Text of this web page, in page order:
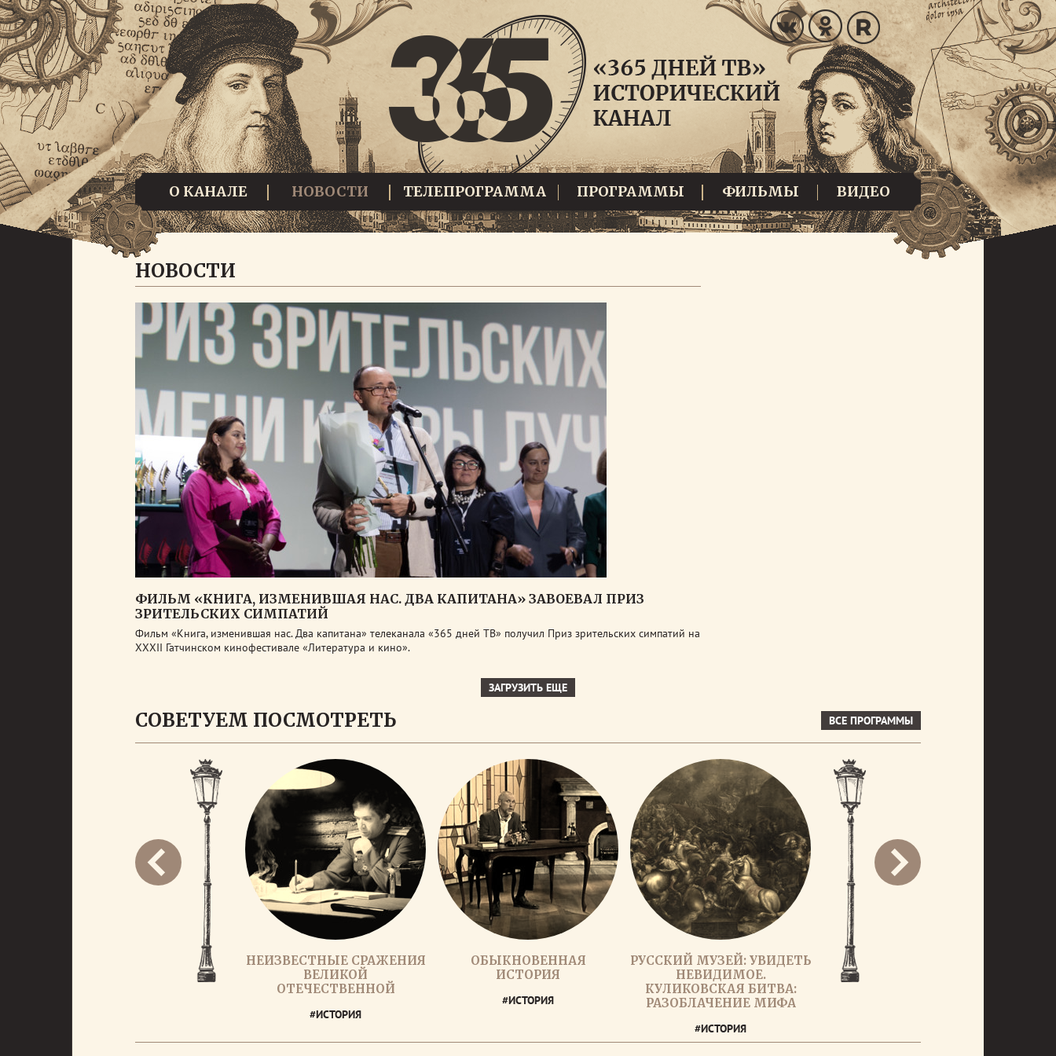
О КАНАЛЕ НОВОСТИ ТЕЛЕПРОГРАММА ПРОГРАММЫ ФИЛЬМЫ ВИДЕО
НОВОСТИ
ФИЛЬМ «КНИГА, ИЗМЕНИВШАЯ НАС. ДВА КАПИТАНА» ЗАВОЕВАЛ ПРИЗ
ЗРИТЕЛЬСКИХ СИМПАТИЙ
Фильм «Книга, изменившая нас. Два капитана» телеканала «365 дней ТВ» получил Приз зрительских симпатий на
XXXII Гатчинском кинофестивале «Литература и кино».
ЗАГРУЗИТЬ ЕЩЕ
СОВЕТУЕМ ПОСМОТРЕТЬ ВСЕ ПРОГРАММЫ
НЕИЗВЕСТНЫЕ СРАЖЕНИЯ
ВЕЛИКОЙ
ОТЕЧЕСТВЕННОЙ
#ИСТОРИЯ
ОБЫКНОВЕННАЯ
ИСТОРИЯ
#ИСТОРИЯ
РУССКИЙ МУЗЕЙ: УВИДЕТЬ
НЕВИДИМОЕ.
КУЛИКОВСКАЯ БИТВА:
РАЗОБЛАЧЕНИЕ МИФА
#ИСТОРИЯ